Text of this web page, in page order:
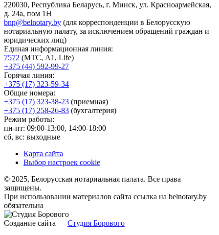
220030, Республика Беларусь, г. Минск, ул. Красноармейская,
д. 24а, пом 1Н
bnp@belnotary.by (для корреспонденции в Белорусскую
нотариальную палату, за исключением обращений граждан и
юридических лиц)
Единая информационная линия:
7572 (МТС, A1, Life)
+375 (44) 592-99-27
Горячая линия:
+375 (17) 323-59-34
Общие номера:
+375 (17) 323-38-23 (приемная)
+375 (17) 258-26-83 (бухгалтерия)
Режим работы:
пн-пт: 09:00-13:00, 14:00-18:00
сб, вс: выходные
Карта сайта
Выбор настроек cookie
© 2025, Белорусская нотариальная палата. Все права
защищены.
При использовании материалов сайта ссылка на belnotary.by
обязательна
Создание сайта — Студия Борового